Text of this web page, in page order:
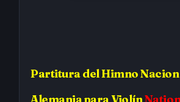
Partituradel Himno
Alemaniapara Violín